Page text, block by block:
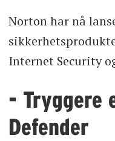
Norton har nå
Internet Security
- Tryggere
Defender